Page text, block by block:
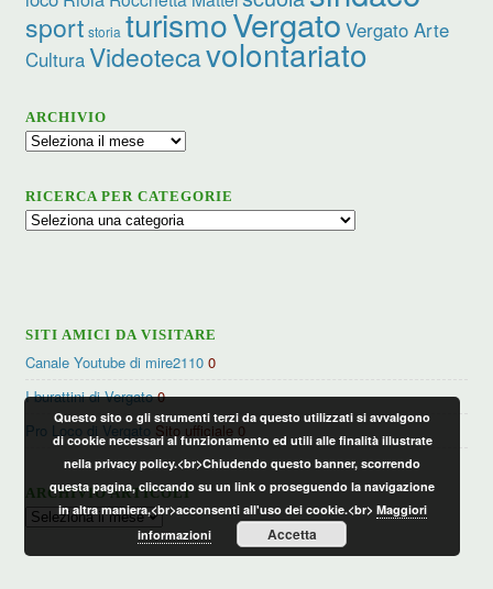
sport storia turismoVergato Vergato Arte
CulturaVideotecavolontariato
ARCHIVIO
Archivio
RICERCA PER CATEGORIE
Ricerca
SITI AMICI DA VISITARE
Canale Youtube di mire2110 0
I burattini di Vergato0
Pro Loco di Vergato Sito ufficiale 0
ARCHIVIO ARTICOLI
Archivio
Questo sito o gli strumenti terzi da questo utilizzati si avvalgono
di cookie necessari al funzionamento ed utili alle finalità illustrate
nella privacy policy.<br>Chiudendo questo banner, scorrendo
questa pagina, cliccando su un link o proseguendo la navigazione
in altra maniera,<br>acconsenti all'uso dei cookie.<br> Maggiori
informazioni
Accetta